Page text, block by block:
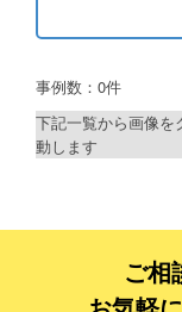
制作プランで
ベーシ
シルバ
事例数：0件
下記一覧から画像を
動します
ご相